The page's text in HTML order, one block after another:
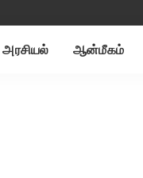
அரசியல் ஆன்மீகம்